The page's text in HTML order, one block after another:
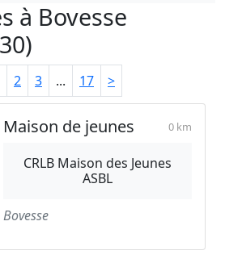
à Bovesse
2 3 ... 17 >
Maison de jeunes 0 km
CRLB Maison des Jeunes
ASBL
Bovesse